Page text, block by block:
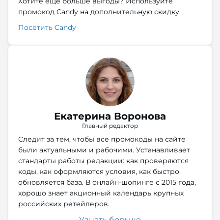
промокод Candy на дополнительную скидку.
Посетить Candy
Екатерина Воронова
Главный редактор
Следит за тем, чтобы все промокоды на сайте
были актуальными и рабочими. Устанавливает
стандарты работы редакции: как проверяются
коды, как оформляются условия, как быстро
обновляется база. В онлайн-шопинге с 2015 года,
хорошо знает акционный календарь крупных
российских ретейлеров.